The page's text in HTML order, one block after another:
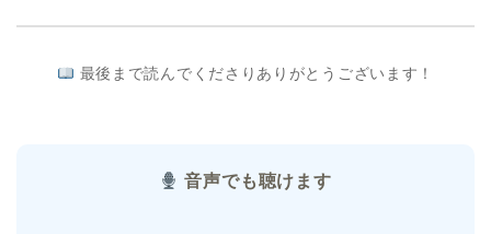
最後まで読んでくださりありがとうございます！
音声でも聴けます